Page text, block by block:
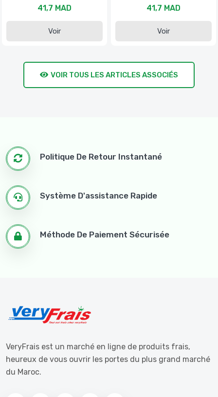
41,7 MAD
Voir
41,7 MAD
Voir
VOIR TOUS LES ARTICLES ASSOCIÉS
Politique De Retour Instantané
Système D'assistance Rapide
Méthode De Paiement Sécurisée
VeryFrais est un marché en ligne de produits frais,
heureux de vous ouvrir les portes du plus grand marché
du Maroc.